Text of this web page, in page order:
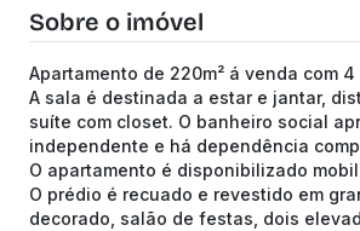
Sobre o imóvel
Apartamento de 220m² á venda com
A sala é destinada a estar e jantar,
suíte com closet. O banheiro social
independente e há dependência
O apartamento é disponibilizado
O prédio é recuado e revestido em
decorado, salão de festas, dois